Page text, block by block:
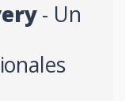
- Un